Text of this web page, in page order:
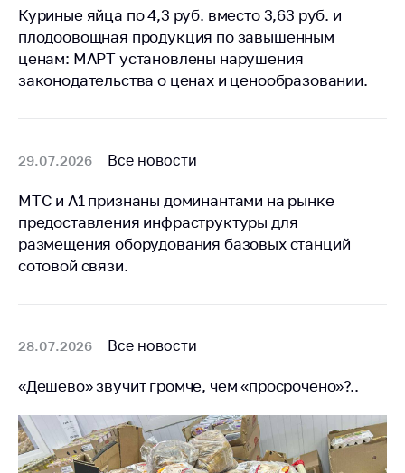
Куриные яйца по 4,3 руб. вместо 3,63 руб. и
плодоовощная продукция по завышенным
ценам: МАРТ установлены нарушения
законодательства о ценах и ценообразовании.
29.07.2026 Все новости
МТС и А1 признаны доминантами на рынке
предоставления инфраструктуры для
размещения оборудования базовых станций
сотовой связи.
28.07.2026 Все новости
«Дешево» звучит громче, чем «просрочено»?..